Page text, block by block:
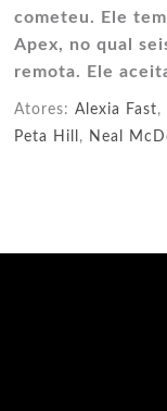
cometeu. Ele
Apex, no qual
remota. Ele
Atores: Alexia Fast,
Peta Hill , Neal